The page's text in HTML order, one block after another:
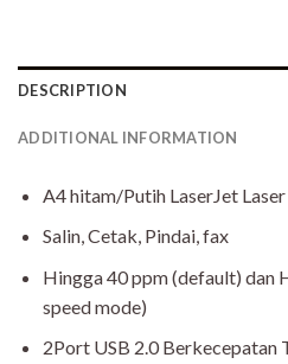
DESCRIPTION
ADDITIONAL INFORMATION
A4 hitam/Putih LaserJet
Salin, Cetak, Pindai, fax
Hingga 40 ppm (default) dan
speed mode)
2Port USB 2.0